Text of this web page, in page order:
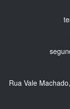
Rua Vale